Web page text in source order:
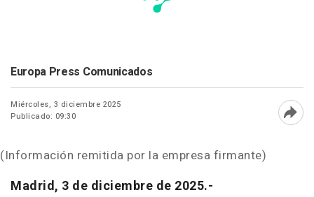
Europa Press Comunicados
Miércoles, 3 diciembre 2025
Publicado: 09:30
(Información remitida por la empresa firmante)
Madrid, 3 de diciembre de 2025.-